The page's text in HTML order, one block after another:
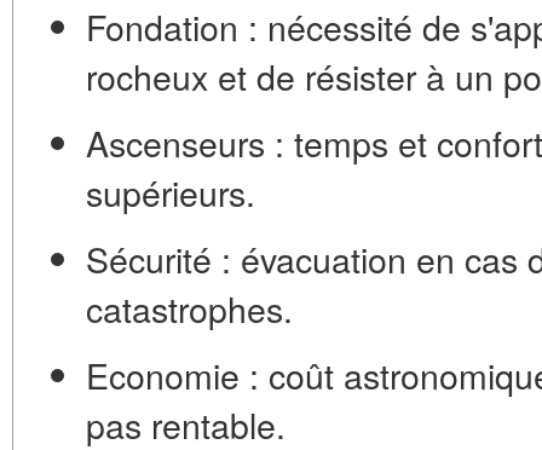
Fondation : nécessité de
rocheux et de résister à un
Ascenseurs : temps et
supérieurs.
Sécurité : évacuation en cas
catastrophes.
Economie : coût
pas rentable.